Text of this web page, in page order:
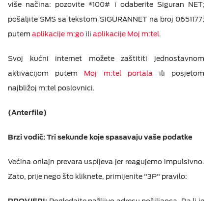
više načina: pozovite *100# i odaberite Siguran NET;
pošaljite SMS sa tekstom SIGURANNET na broj 0651177;
putem aplikacije m:go ili aplikacije Moj m:tel.
Svoj kućni internet možete zaštititi jednostavnom
aktivacijom putem Moj m:tel portala ili posjetom
najbližoj m:tel poslovnici.
(Anterfile)
Brzi vodič: Tri sekunde koje spasavaju vaše podatke
Većina onlajn prevara uspijeva jer reagujemo impulsivno.
Zato, prije nego što kliknete, primijenite "3P" pravilo: